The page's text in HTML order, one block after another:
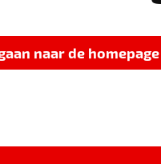
naar de homepage